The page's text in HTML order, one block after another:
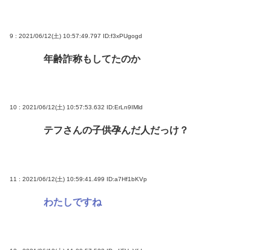
9 : 2021/06/12(土) 10:57:49.797 ID:f3xPUgogd
年齢詐称もしてたのか
10 : 2021/06/12(土) 10:57:53.632 ID:ErLn9IMld
テフさんの子供孕んだ人だっけ？
11 : 2021/06/12(土) 10:59:41.499 ID:a7Hf1bKVp
わたしですね